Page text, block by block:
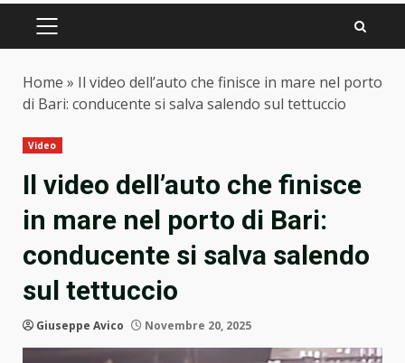
PRIMARY
Home » Il video dell’auto che finisce in mare nel porto
di Bari: conducente si salva salendo sul tettuccio
Video
Il video dell’auto che finisce
in mare nel porto di Bari:
conducente si salva salendo
sul tettuccio
Giuseppe Avico Novembre 20, 2025